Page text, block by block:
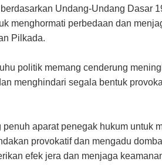
Undang-Undang Dasar
menghormati perbedaan dan
Pilkada.
politik memang cenderung
menghindari segala bentuk
aparat penegak hukum untuk
provokatif dan mengadu
efek jera dan menjaga